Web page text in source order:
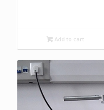
Add to cart